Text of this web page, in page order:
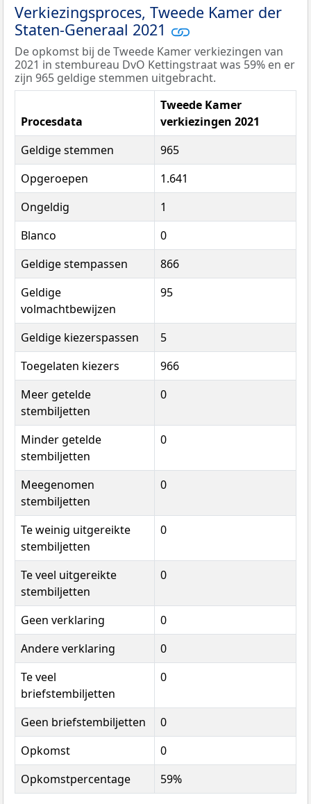
Verkiezingsproces, Tweede Kamer der
Staten-Generaal 2021
De opkomst bij de Tweede Kamer verkiezingen van
2021 in stembureau DvO Kettingstraat was 59% en er
zijn 965 geldige stemmen uitgebracht.
Procesdata
Tweede Kamer
verkiezingen 2021
Geldige stemmen
965
Opgeroepen
1.641
Ongeldig
1
Blanco
0
Geldige stempassen
866
Geldige
volmachtbewijzen
95
Geldige kiezerspassen
5
Toegelaten kiezers
966
Meer getelde
stembiljetten
0
Minder getelde
stembiljetten
0
Meegenomen
stembiljetten
0
Te weinig uitgereikte
stembiljetten
0
Te veel uitgereikte
stembiljetten
0
Geen verklaring
0
Andere verklaring
0
Te veel
briefstembiljetten
0
Geen briefstembiljetten
0
Opkomst
0
Opkomstpercentage
59%